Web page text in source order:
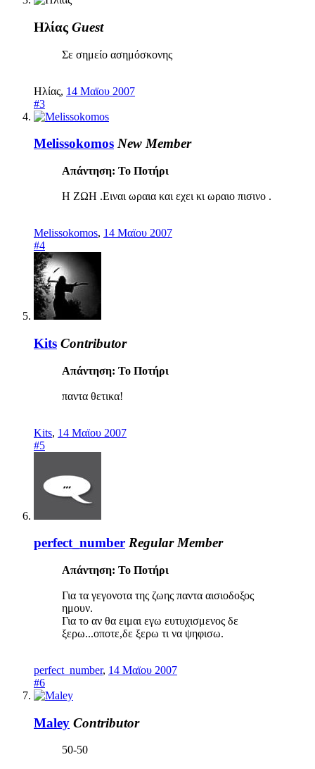
Ηλίας Guest
Σε σημείο ασημόσκονης
Ηλίας, 14 Μαϊου 2007
#3
Melissokomos New Member
Απάντηση: Το Ποτήρι
Η ΖΩΗ .Ειναι ωραια και εχει κι ωραιο πισινο .
Melissokomos, 14 Μαϊου 2007
#4
Kits Contributor
Απάντηση: Το Ποτήρι
παντα θετικα!
Kits, 14 Μαϊου 2007
#5
perfect_number Regular Member
Απάντηση: Το Ποτήρι
Για τα γεγονοτα της ζωης παντα αισιοδοξος
ημουν.
Για το αν θα ειμαι εγω ευτυχισμενος δε
ξερω...οποτε,δε ξερω τι να ψηφισω.
perfect_number, 14 Μαϊου 2007
#6
Maley Contributor
50-50